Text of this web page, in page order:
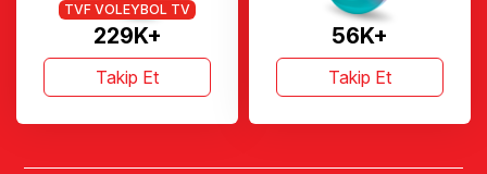
229K+
TVF VOLEYBOL TV
Takip Et
56K+
Takip Et